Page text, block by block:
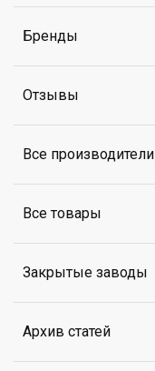
Бренды
Отзывы
Все производители
Все товары
Закрытые заводы
Архив статей